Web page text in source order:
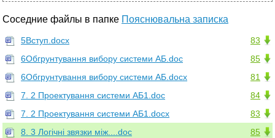
Соседние файлы в папке Пояснювальна записка
83
5Вступ.docx
85
6Обгрунтування вибору системи АБ.doc
81
6Обгрунтування вибору системи АБ.docx
84
7. 2 Проектування системи АБ1.doc
83
7. 2 Проектування системи АБ1.docx
85
8. 3 Логічні звязки між....doc